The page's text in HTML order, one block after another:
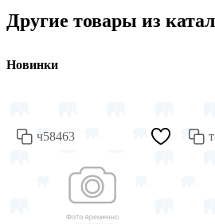
Другие товары из
Новинки
ч58463